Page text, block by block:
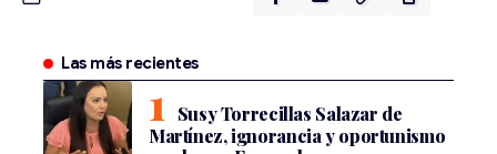
Las más recientes
Susy Torrecillas Salazar de
Martínez, ignorancia y oportunismo